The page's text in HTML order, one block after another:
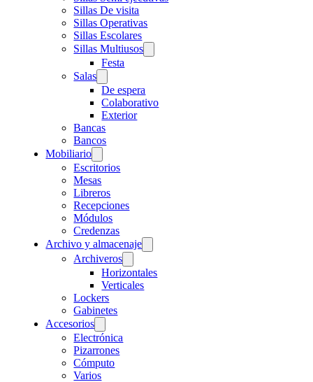
Sillas De visita
Sillas Operativas
Sillas Escolares
Sillas Multiusos
Festa
Salas
De espera
Colaborativo
Exterior
Bancas
Bancos
Mobiliario
Escritorios
Mesas
Libreros
Recepciones
Módulos
Credenzas
Archivo y almacenaje
Archiveros
Horizontales
Verticales
Lockers
Gabinetes
Accesorios
Electrónica
Pizarrones
Cómputo
Varios